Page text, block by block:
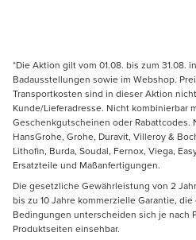
*Die Aktion gilt vom 01.08. bis zum 31.08.
Badausstellungen sowie im Webshop.
Transportkosten sind in dieser Aktion
Kunde/Lieferadresse. Nicht kombinierbar
Geschenkgutscheinen oder Rabattcodes.
HansGrohe, Grohe, Duravit, Villeroy &
Lithofin, Burda, Soudal, Fernox, Viega,
Ersatzteile und Maßanfertigungen.
Die gesetzliche Gewährleistung von 2
bis zu 10 Jahre kommerzielle Garantie,
Bedingungen unterscheiden sich je nach
Produktseiten einsehbar.